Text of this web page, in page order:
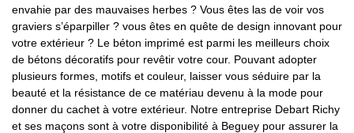
envahie par des mauvaises herbes ? Vous êtes las de voir vos
graviers s’éparpiller ? vous êtes en quête de design innovant pour
votre extérieur ? Le béton imprimé est parmi les meilleurs choix
de bétons décoratifs pour revêtir votre cour. Pouvant adopter
plusieurs formes, motifs et couleur, laisser vous séduire par la
beauté et la résistance de ce matériau devenu à la mode pour
donner du cachet à votre extérieur. Notre entreprise Debart Richy
et ses maçons sont à votre disponibilité à Beguey pour assurer la